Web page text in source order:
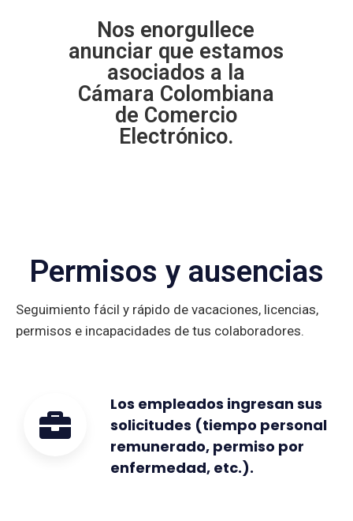
Nos enorgullece
anunciar que estamos
asociados a la
Cámara Colombiana
de Comercio
Electrónico.
Permisos y ausencias
Seguimiento fácil y rápido de vacaciones, licencias,
permisos e incapacidades de tus colaboradores.
Los empleados ingresan sus
solicitudes (tiempo personal
remunerado, permiso por
enfermedad, etc.).